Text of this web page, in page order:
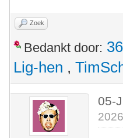
Zoek
Bedankt door:
Lig-hen ,
05-